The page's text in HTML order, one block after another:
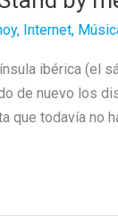
, Internet,
ibérica (el
de nuevo los
que todavía no